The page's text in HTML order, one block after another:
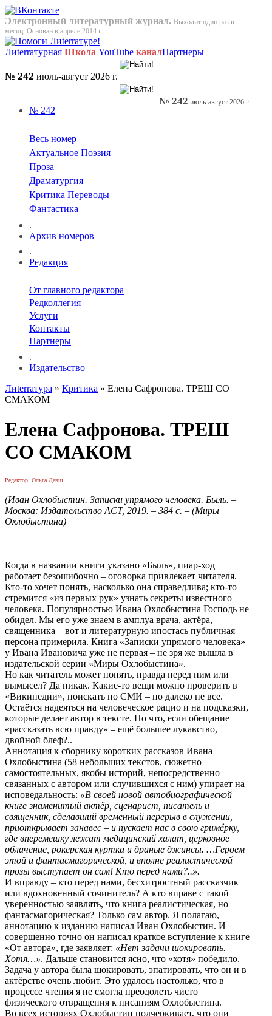
Электронный литературный журнал. Выходит один раз в
месяц. Основан в апреле 2014 г.
Лиterraтурная Школа YouTube каналПартнеры
№ 242 июль-август 2026 г.
№ 242
Весь номер
Актуальное Поэзия
Проза
Драматургия
Критика Переводы
Фантастика
.
Архив номеров
.
Редакция
От главного редактора
Редколлегия
Услуги
Контакты
Партнеры
.
Издательство
№ 242 июль-август 2026 г.
Лиterraтура » Критика » Елена Сафронова. ТРЕШ СО
СМАКОМ
Елена Сафронова. ТРЕШ
СО СМАКОМ
Редактор: Ольга Девш
(Иван Охлобыстин. Записки упрямого человека. Быль. –
Москва: Издательство АСТ, 2019. – 384 с. – (Миры
Охлобыстина)
Когда в названии книги указано «Быль», пиар-ход
работает безошибочно – оговорка привлекает читателя.
Кто-то хочет понять, насколько она справедлива; кто-то
стремится «из первых рук» узнать секреты известного
человека. Популярностью Ивана Охлобыстина Господь не
обидел. Мы его уже знаем в амплуа врача, актёра,
священника – вот и литературную ипостась публичная
персона примерила. Книга «Записки упрямого человека»
у Ивана Ивановича уже не первая – не зря же вышла в
издательской серии «Миры Охлобыстина».
Но как читатель может понять, правда перед ним или
вымысел? Да никак. Какие-то вещи можно проверить в
«Википедии», поискать по СМИ – но далеко не все.
Остаётся надеяться на человеческое рацио и на подсказки,
которые делает автор в тексте. Но что, если обещание
«рассказать всю правду» – ещё большее лукавство,
двойной блеф?..
Аннотация к сборнику коротких рассказов Ивана
Охлобыстина (58 небольших текстов, сюжетно
самостоятельных, якобы историй, непосредственно
связанных с автором или случившихся с ним) упирает на
исповедальность: «В своей новой автобиографической
книге знаменитый актёр, сценарист, писатель и
священник, сделавший временный перерыв в служении,
приоткрывает занавес – и пускает нас в свою гримёрку,
где вперемешку лежат медицинский халат, церковное
облачение, рокерская куртка и драные джинсы. …Героем
этой и фантасмагорической, и вполне реалистической
прозы выступает он сам! Кто перед нами?..».
И вправду – кто перед нами, бесхитростный рассказчик
или вдохновенный сочинитель? А кто вправе с такой
уверенностью заявлять, что книга реалистическая, но
фантасмагорическая? Только сам автор. Я полагаю,
аннотацию к изданию написал Иван Охлобыстин. И
совершенно точно он написал краткое вступление к книге
«От автора», где заявляет: «Нет задачи шокировать.
Хотя…». Дальше становится ясно, что «хотя» победило.
Задача у автора была шокировать, эпатировать, что он и в
актёрстве очень любит. Это удалось настолько, что в
процессе чтения я не смогла преодолеть чисто
физического отвращения к писаниям Охлобыстина.
Во всех историях Охлобыстин подчеркивает, что они